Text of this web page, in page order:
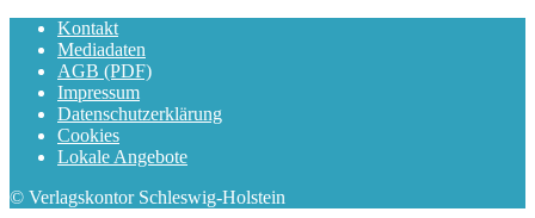
Kontakt
Mediadaten
AGB (PDF)
Impressum
Datenschutzerklärung
Cookies
Lokale Angebote
© Verlagskontor Schleswig-Holstein